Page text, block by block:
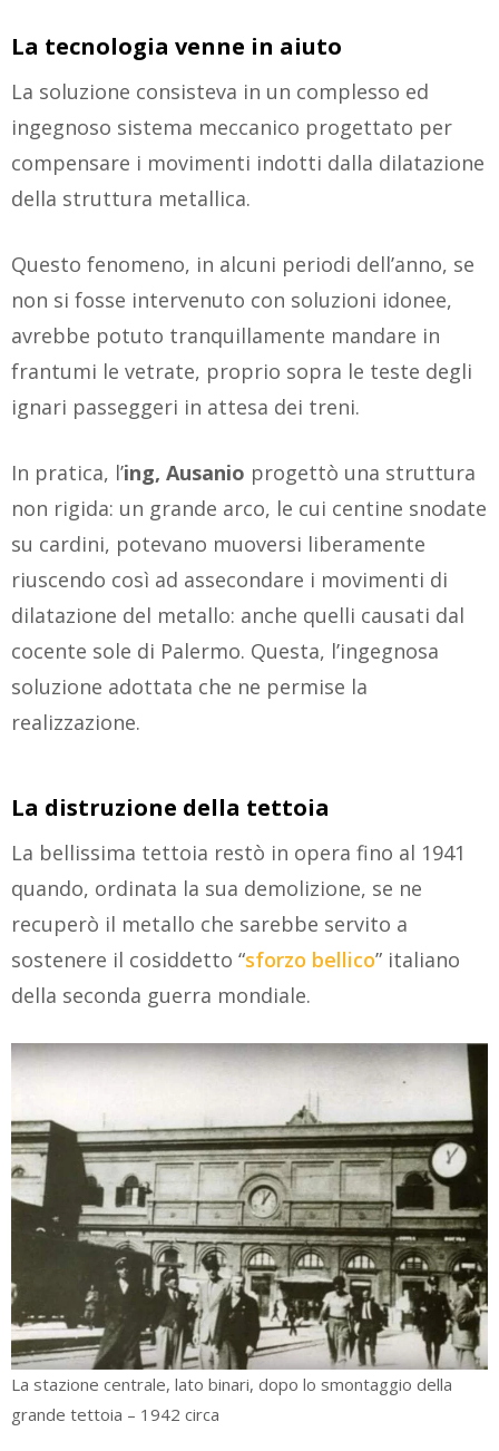
La tecnologia venne in aiuto
La soluzione consisteva in un complesso ed
ingegnoso sistema meccanico progettato per
compensare i movimenti indotti dalla dilatazione
della struttura metallica.
Questo fenomeno, in alcuni periodi dell’anno, se
non si fosse intervenuto con soluzioni idonee,
avrebbe potuto tranquillamente mandare in
frantumi le vetrate, proprio sopra le teste degli
ignari passeggeri in attesa dei treni.
In pratica, l’ing, Ausanio progettò una struttura
non rigida: un grande arco, le cui centine snodate
su cardini, potevano muoversi liberamente
riuscendo così ad assecondare i movimenti di
dilatazione del metallo: anche quelli causati dal
cocente sole di Palermo. Questa, l’ingegnosa
soluzione adottata che ne permise la
realizzazione.
La distruzione della tettoia
La bellissima tettoia restò in opera fino al 1941
quando, ordinata la sua demolizione, se ne
recuperò il metallo che sarebbe servito a
sostenere il cosiddetto “sforzo bellico” italiano
della seconda guerra mondiale.
La stazione centrale, lato binari, dopo lo smontaggio della
grande tettoia – 1942 circa